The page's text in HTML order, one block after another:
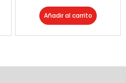
Añadir al carrito